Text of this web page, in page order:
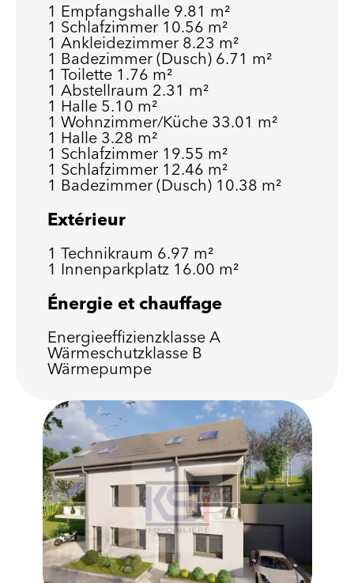
1 Empfangshalle 9.81 m²
1 Schlafzimmer 10.56 m²
1 Ankleidezimmer 8.23 m²
1 Badezimmer (Dusch) 6.71 m²
1 Toilette 1.76 m²
1 Abstellraum 2.31 m²
1 Halle 5.10 m²
1 Wohnzimmer/Küche 33.01 m²
1 Halle 3.28 m²
1 Schlafzimmer 19.55 m²
1 Schlafzimmer 12.46 m²
1 Badezimmer (Dusch) 10.38 m²
Extérieur
1 Technikraum 6.97 m²
1 Innenparkplatz 16.00 m²
Énergie et chauffage
Energieeffizienzklasse A
Wärmeschutzklasse B
Wärmepumpe